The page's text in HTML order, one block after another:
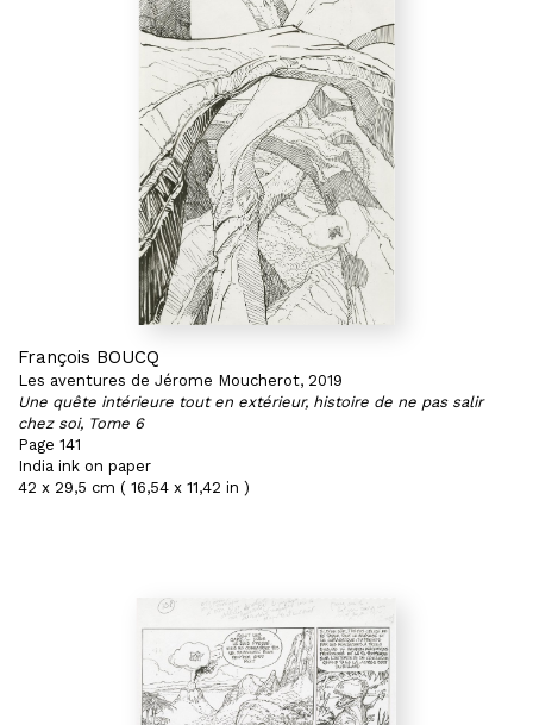
François BOUCQ
Les aventures de Jérome Moucherot, 2019
Une quête intérieure tout en extérieur, histoire de ne pas salir
chez soi, Tome 6
Page 141
India ink on paper
42 x 29,5 cm ( 16,54 x 11,42 in )